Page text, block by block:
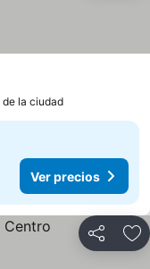
de la ciudad
Ver precios
Compartir